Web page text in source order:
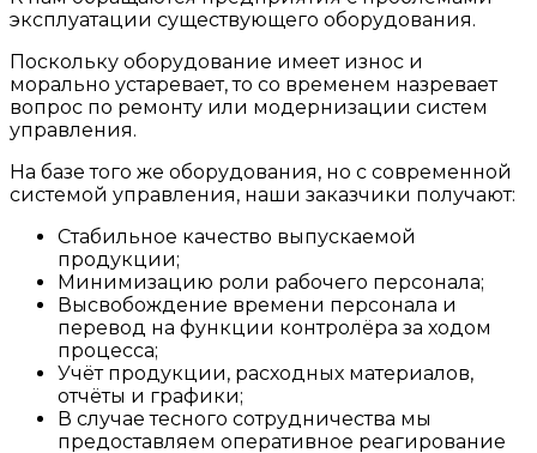
эксплуатации существующего оборудования.
Поскольку оборудование имеет износ и
морально устаревает, то со временем назревает
вопрос по ремонту или модернизации систем
управления.
На базе того же оборудования, но с современной
системой управления, наши заказчики получают:
Стабильное качество выпускаемой
продукции;
Минимизацию роли рабочего персонала;
Высвобождение времени персонала и
перевод на функции контролёра за ходом
процесса;
Учёт продукции, расходных материалов,
отчёты и графики;
В случае тесного сотрудничества мы
предоставляем оперативное реагирование